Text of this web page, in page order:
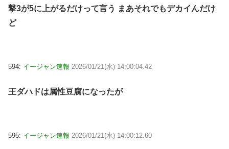
撃3が5に上がるだけって言う まあそれでもデカイんだけ
ど
594: イージャン速報 2026/01/21(水) 14:00:04.42
王ダハドは属性豆腐になったが
595: イージャン速報 2026/01/21(水) 14:00:12.60